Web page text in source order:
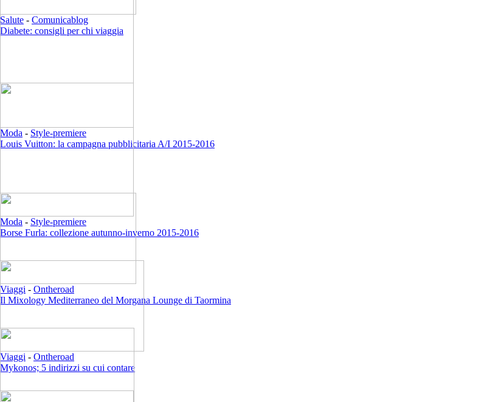
Salute - Comunicablog
Diabete: consigli per chi viaggia
Moda - Style-premiere
Louis Vuitton: la campagna pubblicitaria A/I 2015-2016
Moda - Style-premiere
Borse Furla: collezione autunno-inverno 2015-2016
Viaggi - Ontheroad
Il Mixology Mediterraneo del Morgana Lounge di Taormina
Viaggi - Ontheroad
Mykonos; 5 indirizzi su cui contare